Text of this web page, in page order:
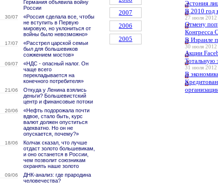
Германия объявила войну
России
30/07
«Россия сделала все, чтобы
не вступить в Первую
мировую, но уклониться от
войны было невозможно»
17/07
«Расстрел царской семьи
был для большевиков
сожжением мостов»
09/07
«НДС - опасный налог. Он
чаще всего
перекладывается на
конечного потребителя»
21/06
Откуда у Ленина взялись
деньги? Большевистский
центр и финансовые потоки
20/06
«Нефть подорожала почти
вдвое, стало быть, курс
валют должен опуститься
адекватно. Но он не
опускается, почему?»
18/06
Колчак сказал, что лучше
отдаст золото большевикам,
и оно останется в России,
чем позволит союзникам
охранять наше золото
09/06
ДНК-анализ: где прародина
человечества?
2007
2006
2005
Эстония
В 2010 год
27 июля 2012
Отмену
В Израиле
30 июля 2012
Акции
Тотальную
31 июля 2012
В